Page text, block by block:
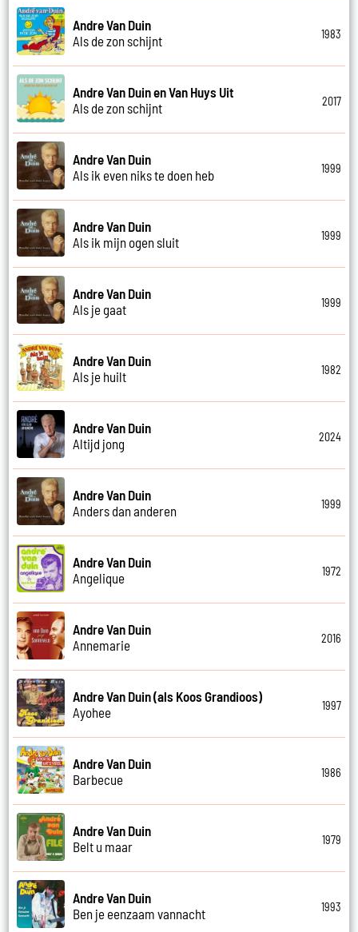
Andre Van Duin
Als de zon schijnt
1983
Andre Van Duin en Van Huys Uit
Als de zon schijnt
2017
Andre Van Duin
Als ik even niks te doen heb
1999
Andre Van Duin
Als ik mijn ogen sluit
1999
Andre Van Duin
Als je gaat
1999
Andre Van Duin
Als je huilt
1982
Andre Van Duin
Altijd jong
2024
Andre Van Duin
Anders dan anderen
1999
Andre Van Duin
Angelique
1972
Andre Van Duin
Annemarie
2016
Andre Van Duin (als Koos Grandioos)
Ayohee
1997
Andre Van Duin
Barbecue
1986
Andre Van Duin
Belt u maar
1979
Andre Van Duin
Ben je eenzaam vannacht
1993